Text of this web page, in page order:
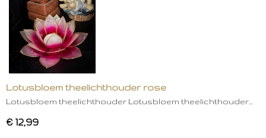
Lotusbloem theelichthouder rose
Lotusbloem theelichthouder Lotusbloem theelichthouder…
€ 12,99